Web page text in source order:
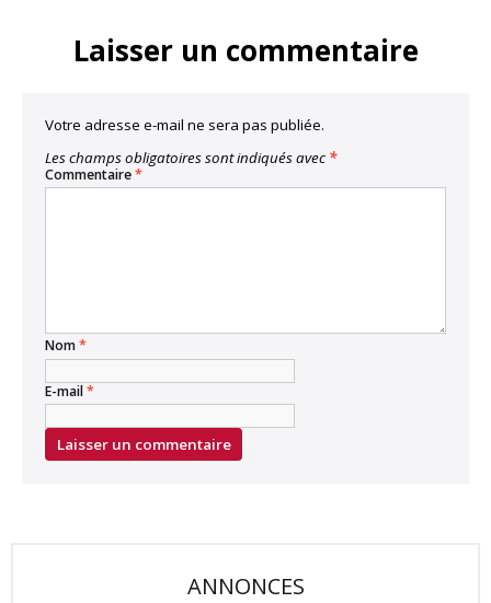
Laisser un commentaire
Votre adresse e-mail ne sera pas publiée.
Les champs obligatoires sont indiqués avec *
Commentaire*
Nom*
E-mail*
ANNONCES